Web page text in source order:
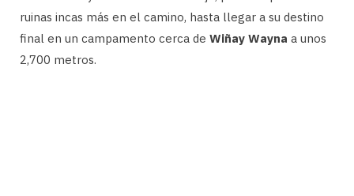
ruinas incas más en el camino, hasta llegar a su destino
final en un campamento cerca de Wiñay Wayna a unos
2,700 metros.